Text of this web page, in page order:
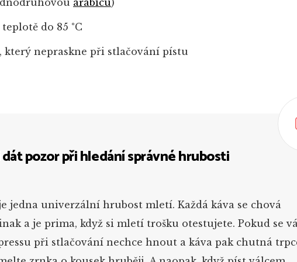
do 85 °C
který nepraskne při stlačování pístu
dát pozor při hledání správné hrubosti
jedna univerzální hrubost mletí. Každá káva se chová
a je prima, když si mletí trošku otestujete. Pokud se
při stlačování nechce hnout a káva pak chutná